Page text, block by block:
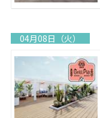
04月08日（火）